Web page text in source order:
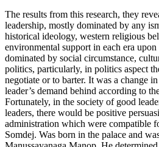
The results from this research, they
leadership, mostly dominated by any
historical ideology, western religious
environmental support in each era upon
dominated by social circumstance,
politics, particularly, in politics aspect
negotiate or to barter. It was a change
leader’s demand behind according to
Fortunately, in the society of good
leaders, there would be positive
administration which were compatible
Somdej. Was born in the palace and